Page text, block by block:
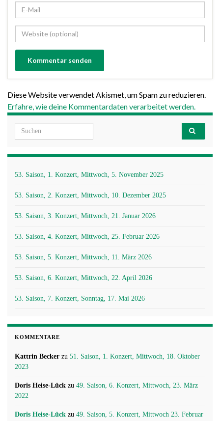
Diese Website verwendet Akismet, um Spam zu reduzieren.
Erfahre, wie deine Kommentardaten verarbeitet werden.
Search for:
53. Saison, 1. Konzert, Mittwoch, 5. November 2025
53. Saison, 2. Konzert, Mittwoch, 10. Dezember 2025
53. Saison, 3. Konzert, Mittwoch, 21. Januar 2026
53. Saison, 4. Konzert, Mittwoch, 25. Februar 2026
53. Saison, 5. Konzert, Mittwoch, 11. März 2026
53. Saison, 6. Konzert, Mittwoch, 22. April 2026
53. Saison, 7. Konzert, Sonntag, 17. Mai 2026
KOMMENTARE
Kattrin Becker zu 51. Saison, 1. Konzert, Mittwoch, 18. Oktober
2023
Doris Heise-Lück zu 49. Saison, 6. Konzert, Mittwoch, 23. März
2022
Doris Heise-Lück zu 49. Saison, 5. Konzert, Mittwoch 23. Februar